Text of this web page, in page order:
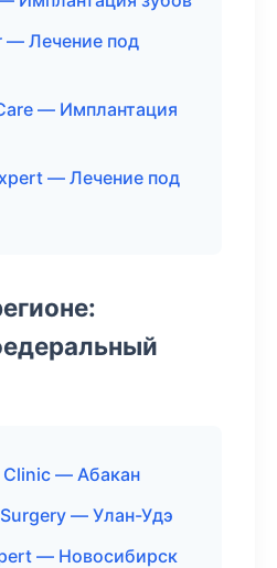
— Лечение под
— Имплантация
— Лечение под
Clinic — Абакан
— Улан-Удэ
— Новосибирск